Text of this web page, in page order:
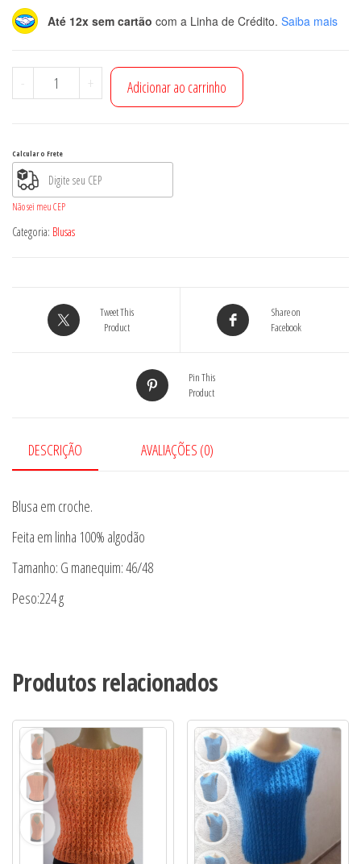
Até 12x sem cartão com a Linha de Crédito. Saiba mais
-
Blusa
em
+ Adicionar ao carrinho
Calcular o Frete
Não sei meu CEP
Categoria: Blusas
Tweet This
Product
Share on
Facebook
Pin This
Product
DESCRIÇÃO AVALIAÇÕES (0)
Blusa em croche.
Feita em linha 100% algodão
Tamanho: G manequim: 46/48
Peso:224 g
Produtos relacionados